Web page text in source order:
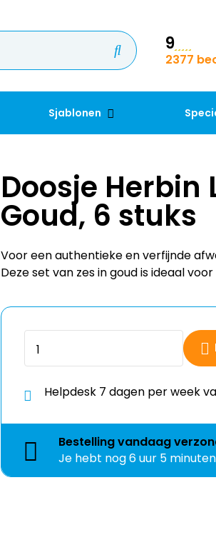
9
2377
Sjablonen
Doosje Herbin
Goud, 6 stuks
Voor een authentieke en verfijnde
Deze set van zes in goud is ideaal
Helpdesk 7 dagen per week
Bestellingvandaag
Je hebt nog6 uur 5